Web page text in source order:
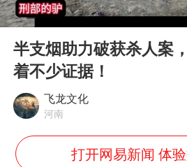
看守所辅
Play
00:00
半支烟助力破获杀人案
着不少证据！
飞龙文化
河南
打开网易新闻 体